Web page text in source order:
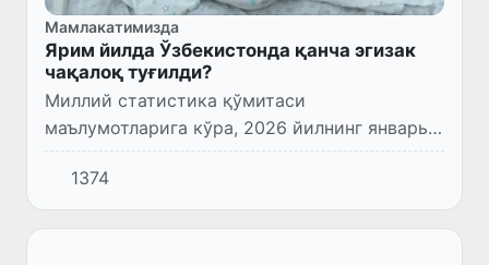
Мамлакатимизда
Ярим йилда Ўзбекистонда қанча эгизак
чақалоқ туғилди?
Миллий статистика қўмитаси
маълумотларига кўра, 2026 йилнинг январь-
июнь ойларида Ўзбекистонда 373 389 та
тирик туғилиш ҳолатлари қайд этилган.
1374